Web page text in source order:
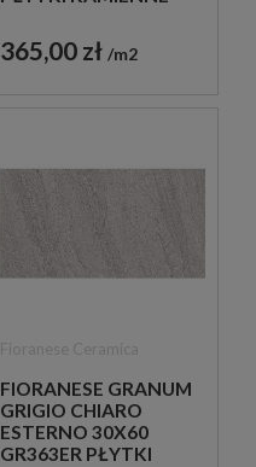
365,00 zł m2
FIORANESE GRANUM
GRIGIO CHIARO
ESTERNO 30X60
GR363ER PŁYTKI